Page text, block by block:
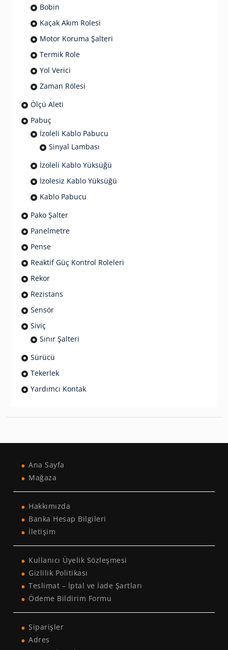
Bobin
Kaçak Akım Rolesi
Motor Koruma Şalteri
Termik Role
Yol Verici
Zaman Rölesi
Ölçü Aleti
Pabuç
İzoleli Kablo Pabucu
Sinyal Lambası
İzoleli Kablo Yüksüğü
İzolesiz Kablo Yüksüğü
Kablo Pabucu
Pako Şalter
Panelmetre
Pense
Reaktif Güç Kontrol Roleleri
Rekor
Rezistans
Sensör
Siviç
Sınır Şalteri
Sürücü
Tekerlek
Yardımcı Kontak
Ana Sayfa
Mağaza
Hakkımızda
Banka Hesap Bilgileri
İletişim
Kullanıcı Üyelik Sözleşmesi
Gizlilik Politikası
Teslimat – İptal ve İade Şartları
Ödeme Bildirim Formu
Siparişler
Adres